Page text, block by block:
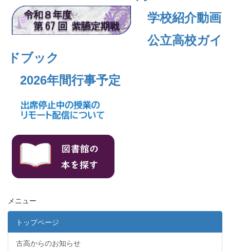
学校紹介動画
公立高校ガイ
ドブック
2026年間行事予定
メニュー
トップページ
古高からのお知らせ